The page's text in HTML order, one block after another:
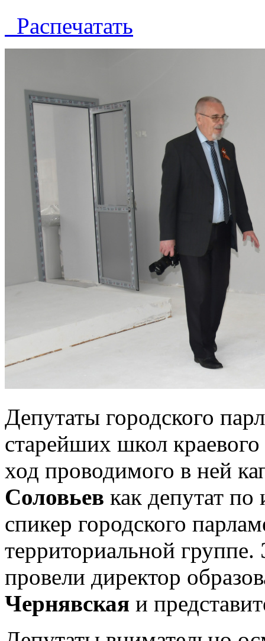
Распечатать
Депутаты городского
старейших школ
ход проводимого в ней
Соловьев как депутат по
спикер городского
территориальной
провели директор
Чернявская и